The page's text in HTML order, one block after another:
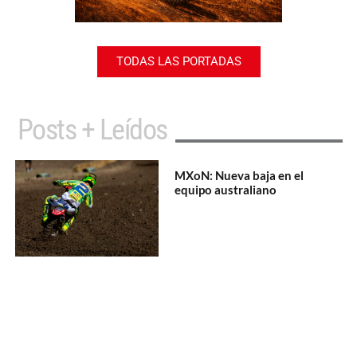
TODAS LAS PORTADAS
Posts + Leídos
MXoN: Nueva baja en el
equipo australiano